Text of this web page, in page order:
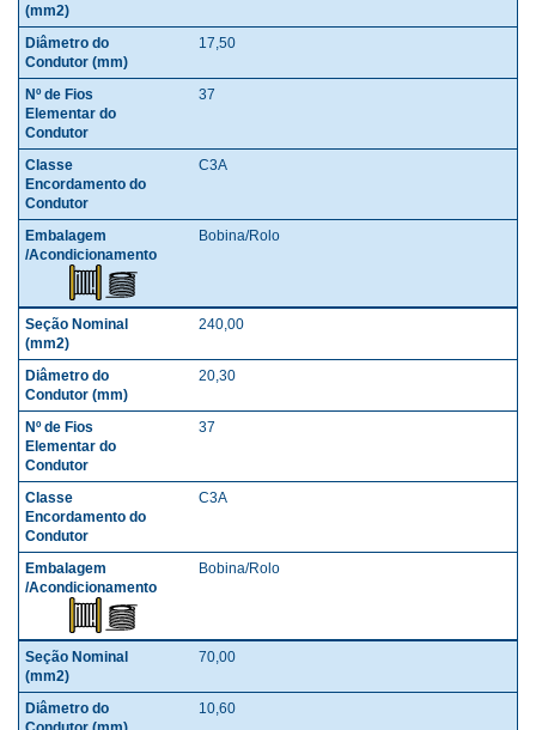
17,50
37
C3A
Bobina/Rolo
240,00
20,30
37
C3A
Bobina/Rolo
70,00
10,60